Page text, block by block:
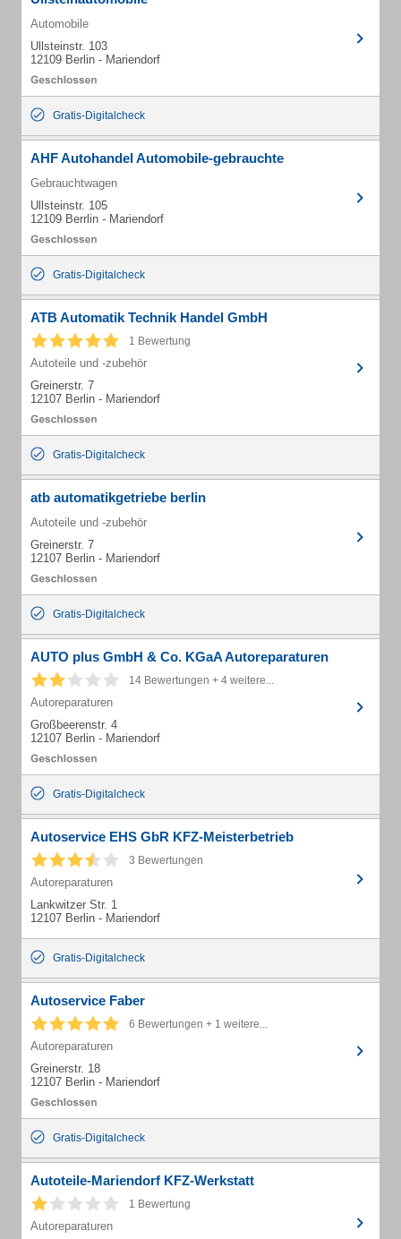
Automobile
Ullsteinstr. 103
12109 Berlin - Mariendorf
Gratis-Digitalcheck
AHF Autohandel Automobile-gebrauchte
Gebrauchtwagen
Ullsteinstr. 105
12109 Berrlin - Mariendorf
Gratis-Digitalcheck
ATB Automatik Technik Handel GmbH
1 Bewertung
Autoteile und -zubehör
Greinerstr. 7
12107 Berlin - Mariendorf
Gratis-Digitalcheck
atb automatikgetriebe berlin
Autoteile und -zubehör
Greinerstr. 7
12107 Berlin - Mariendorf
Gratis-Digitalcheck
AUTO plus GmbH & Co. KGaA Autoreparaturen
14 Bewertungen + 4 weitere...
Autoreparaturen
Großbeerenstr. 4
12107 Berlin - Mariendorf
Gratis-Digitalcheck
Autoservice EHS GbR KFZ-Meisterbetrieb
3 Bewertungen
Autoreparaturen
Lankwitzer Str. 1
12107 Berlin - Mariendorf
Gratis-Digitalcheck
Autoservice Faber
6 Bewertungen + 1 weitere...
Autoreparaturen
Greinerstr. 18
12107 Berlin - Mariendorf
Gratis-Digitalcheck
Autoteile-Mariendorf KFZ-Werkstatt
1 Bewertung
Autoreparaturen